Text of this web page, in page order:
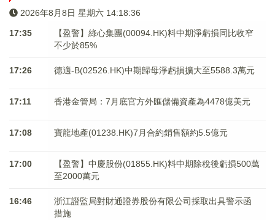
2026年8月8日 星期六 14:18:37
17:35
【盈警】綠心集團(00094.HK)料中期淨虧損同比收窄
不少於85%
17:26 德適-B(02526.HK)中期歸母淨虧損擴大至5588.3萬元
17:11 香港金管局：7月底官方外匯儲備資產為4478億美元
17:08 寶龍地產(01238.HK)7月合約銷售額約5.5億元
17:00
【盈警】中慶股份(01855.HK)料中期除稅後虧損500萬
至2000萬元
16:46
浙江證監局對財通證券股份有限公司採取出具警示函
措施